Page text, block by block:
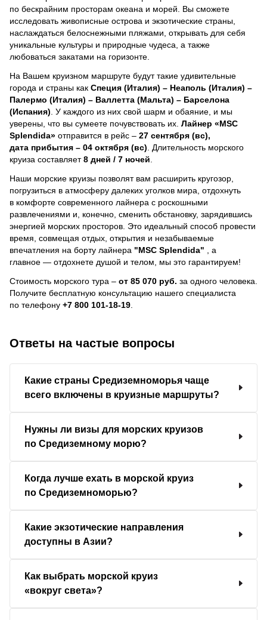
по бескрайним просторам океана и морей. Вы сможете
исследовать живописные острова и экзотические страны,
наслаждаться белоснежными пляжами, открывать для себя
уникальные культуры и природные чудеса, а также
любоваться закатами на горизонте.
На Вашем круизном маршруте будут такие удивительные
города и страны как Специя (Италия) – Неаполь (Италия) –
Палермо (Италия) – Валлетта (Мальта) – Барселона
(Испания) . У каждого из них свой шарм и обаяние, и мы
уверены, что вы сумеете почувствовать их. Лайнер «MSC
Splendida» отправится в рейс – 27 сентября (вс),
дата прибытия – 04 октября (вс) . Длительность морского
круиза составляет8 дней / 7 ночей
Наши морские круизы позволят вам расширить кругозор,
погрузиться в атмосферу далеких уголков мира, отдохнуть
в комфорте современного лайнера с роскошными
развлечениями и, конечно, сменить обстановку, зарядившись
энергией морских просторов. Это идеальный способ провести
время, совмещая отдых, открытия и незабываемые
впечатления на борту лайнера "MSC Splendida"
, a
главное — отдохнете душой и телом, мы это гарантируем!
Стоимость морского тура – от 85 070 руб. за одного человека.
Получите бесплатную консультацию нашего специалиста
по телефону +7 800 101-18-19
Ответы на частые вопросы
Какие страны Средиземноморья чаще
всего включены в круизные маршруты?
Нужны ли визы для морских круизов
по Средиземному морю?
Когда лучше ехать в морской круиз
по Средиземноморью?
Какие экзотические направления
доступны в Азии?
Как выбрать морской круиз
«вокруг света»?